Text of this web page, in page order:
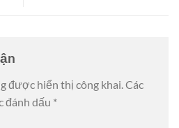
được hiển thị công khai.Các
đánh dấu *